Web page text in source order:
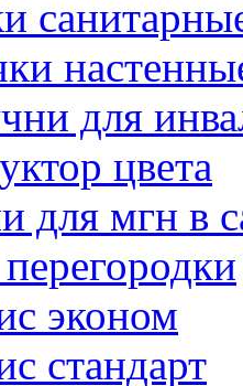
для
цвета
для мгн в
эконом
стандарт